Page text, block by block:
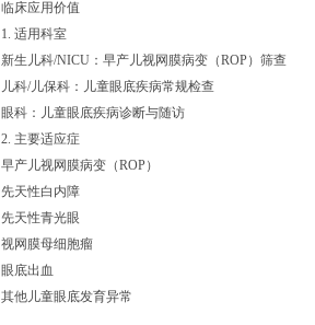
临床应用价值
1. 适用科室
新生儿科/NICU：早产儿视网膜病变（ROP）筛查
儿科/儿保科：儿童眼底疾病常规检查
眼科：儿童眼底疾病诊断与随访
2. 主要适应症
早产儿视网膜病变（ROP）
先天性白内障
先天性青光眼
视网膜母细胞瘤
眼底出血
其他儿童眼底发育异常